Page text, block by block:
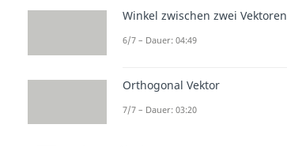
Winkel zwischen zwei Vektoren
6/7 – Dauer: 04:49
Orthogonal Vektor
7/7 – Dauer: 03:20